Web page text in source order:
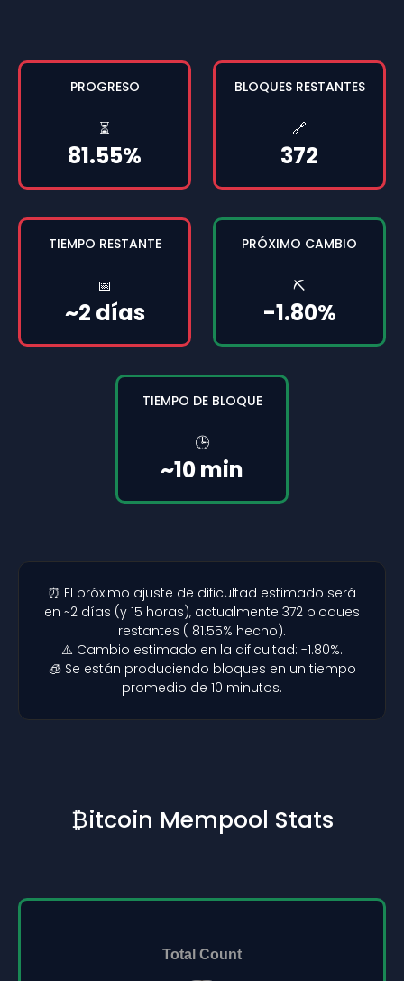
PROGRESO
⏳
81.55%
BLOQUES RESTANTES
🔗
372
TIEMPO RESTANTE
📅
~2 días
PRÓXIMO CAMBIO
⛏️
-1.80%
TIEMPO DE BLOQUE
🕒
~10 min
⏰ El próximo ajuste de dificultad estimado será
en ~2 días (y 15 horas), actualmente 372 bloques
restantes ( 81.55% hecho).
⚠️ Cambio estimado en la dificultad: -1.80%.
🧊 Se están produciendo bloques en un tiempo
promedio de 10 minutos.
₿itcoin Mempool Stats
Total Count